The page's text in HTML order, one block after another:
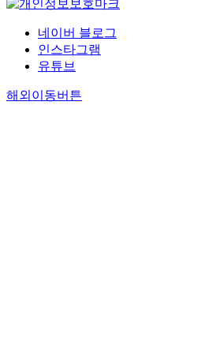
네이버 블로그
인스타그램
유튜브
해외이동버튼